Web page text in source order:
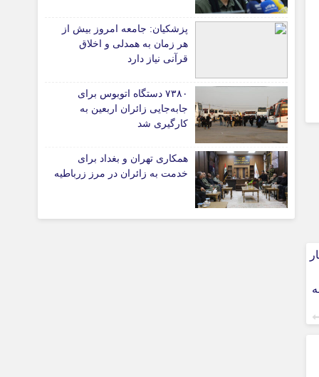
پیام تسلیت ماناسپهر
پیوندهای سایت
پزشکیان: جامعه امروز بیش از
هر زمان به همدلی و اخلاق
قرآنی نیاز دارد
۷۳۸۰ دستگاه اتوبوس برای
جابه‌جایی زائران اربعین به‌
کارگیری شد
همکاری تهران و بغداد برای
خدمت به زائران در مرز زرباطیه